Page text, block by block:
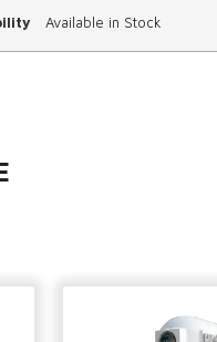
Available in Stock